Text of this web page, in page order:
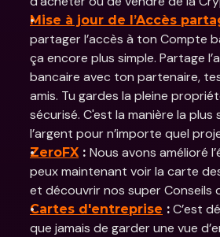
Mise à jour de l’Accès
partager l’accès à ton Compte
ça encore plus simple. Partage
bancaire avec ton partenaire,
amis. Tu gardes la pleine
sécurisé. C'est la manière la plus
l’argent pour n’importe quel
ZeroFX : Nous avons amélioré
peux maintenant voir la carte
et découvrir nos super Conseils
Cartes d'entreprise : C’est
que jamais de garder une vue